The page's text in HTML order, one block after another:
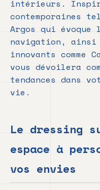
intérieurs.
contemporaines
Argos qui
navigation, ainsi
innovants
vous dévoilera
tendances dans
vie.
Le dressing
espace à
vos envies